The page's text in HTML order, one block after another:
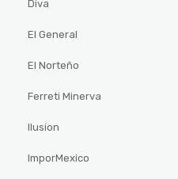
Diva
El General
El Norteño
Ferreti Minerva
Ilusion
ImporMexico